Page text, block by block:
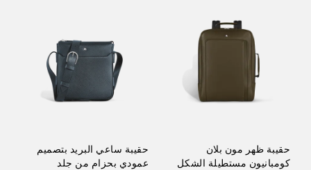
حقيبة ظهر مون بلان
كومبانيون مستطيلة الشكل
حقيبة ساعي البريد بتصميم
عمودي بحزام من جلد